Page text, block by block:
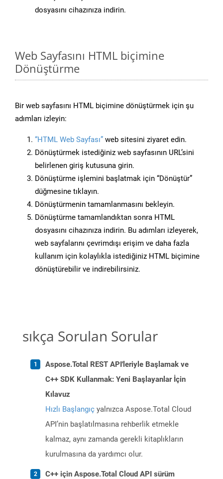
dosyasını cihazınıza indirin.
Web Sayfasını HTML biçimine
Dönüştürme
Bir web sayfasını HTML biçimine dönüştürmek için şu
adımları izleyin:
“HTML Web Sayfası” web sitesini ziyaret edin.
Dönüştürmek istediğiniz web sayfasının URL’sini
belirlenen giriş kutusuna girin.
Dönüştürme işlemini başlatmak için “Dönüştür”
düğmesine tıklayın.
Dönüştürmenin tamamlanmasını bekleyin.
Dönüştürme tamamlandıktan sonra HTML
dosyasını cihazınıza indirin. Bu adımları izleyerek,
web sayfalarını çevrimdışı erişim ve daha fazla
kullanım için kolaylıkla istediğiniz HTML biçimine
dönüştürebilir ve indirebilirsiniz.
sıkça Sorulan Sorular
Aspose.Total REST API'leriyle Başlamak ve
C++ SDK Kullanmak: Yeni Başlayanlar İçin
Kılavuz
Hızlı Başlangıç yalnızca Aspose.Total Cloud
API’nin başlatılmasına rehberlik etmekle
kalmaz, aynı zamanda gerekli kitaplıkların
kurulmasına da yardımcı olur.
C++ için Aspose.Total Cloud API sürüm